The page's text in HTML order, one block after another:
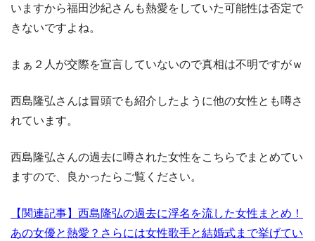
いますから福田沙紀さんも熱愛をしていた可能性は否定で
きないですよね。
まぁ２人が交際を宣言していないので真相は不明ですがｗ
西島隆弘さんは冒頭でも紹介したように他の女性とも噂さ
れています。
西島隆弘さんの過去に噂された女性をこちらでまとめてい
ますので、良かったらご覧ください。
【関連記事】西島隆弘の過去に浮名を流した女性まとめ！
あの女優と熱愛？さらには女性歌手と結婚式まで挙げてい